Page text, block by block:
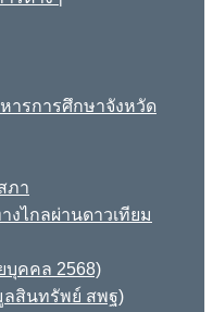
ารการศึกษาจังหวัด
ภา
งไกลผ่านดาวเทียม
บุคคล 2568)
ลสินทรัพย์ สพฐ)